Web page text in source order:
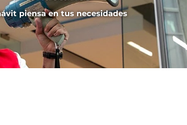
piensa en tus necesidades